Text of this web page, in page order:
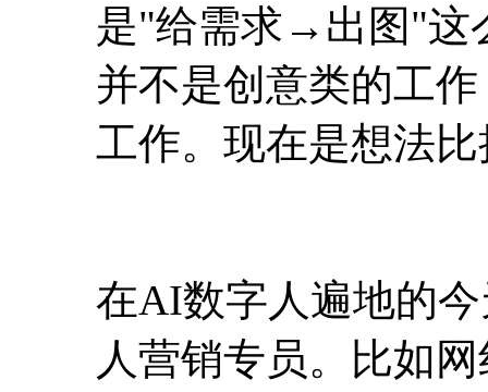
是"给需求→出图"这
并不是创意类的工
工作。现在是想法
在AI数字人遍地的
人营销专员。比如